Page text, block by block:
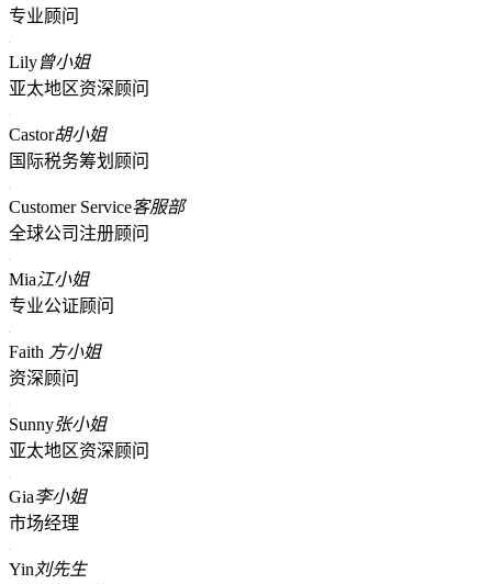
专业顾问
Lily曾小姐
亚太地区资深顾问
Castor胡小姐
国际税务筹划顾问
Customer Service客服部
全球公司注册顾问
Mia江小姐
专业公证顾问
Faith 方小姐
资深顾问
Sunny张小姐
亚太地区资深顾问
Gia李小姐
市场经理
Yin 刘先生